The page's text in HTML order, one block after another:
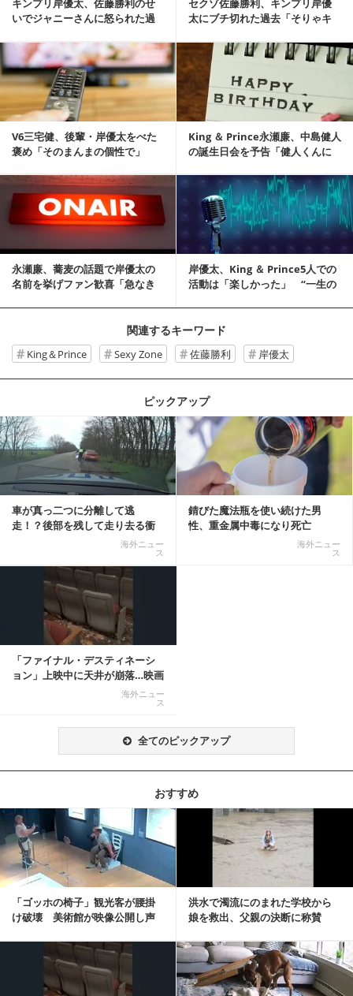
キンプリ岸優太、佐藤勝利のせ
いでジャニーさんに怒られた過
セクゾ佐藤勝利、キンプリ岸優
太にブチ切れた過去「そりゃキ
V6三宅健、後輩・岸優太をべた
褒め「そのまんまの個性で」
King ＆ Prince永瀬廉、中島健人
の誕生日会を予告「健人くんに
記事を読む
永瀬廉、蕎麦の話題で岸優太の
名前を挙げファン歓喜「急なき
岸優太、King ＆ Prince5人での
活動は「楽しかった」 “一生の
記事を読む
関連するキーワード
King＆Prince Sexy Zone 佐藤勝利 岸優太
ピックアップ
車が真っ二つに分離して逃
走！？後部を残して走り去る衝
海外ニュー
ス
錆びた魔法瓶を使い続けた男
性、重金属中毒になり死亡
海外ニュー
ス
記事を読む
「ファイナル・デスティネーシ
ョン」上映中に天井が崩落…映画
海外ニュー
ス
全てのピックアップ
おすすめ
「ゴッホの椅子」観光客が腰掛
け破壊 美術館が映像公開し声
洪水で濁流にのまれた学校から
娘を救出、父親の決断に称賛
記事を読む
記事を読む